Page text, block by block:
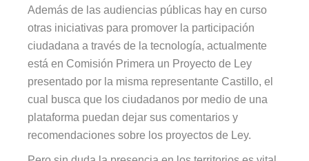
Además de las audiencias públicas hay en curso
otras iniciativas para promover la participación
ciudadana a través de la tecnología, actualmente
está en Comisión Primera un Proyecto de Ley
presentado por la misma representante Castillo, el
cual busca que los ciudadanos por medio de una
plataforma puedan dejar sus comentarios y
recomendaciones sobre los proyectos de Ley.